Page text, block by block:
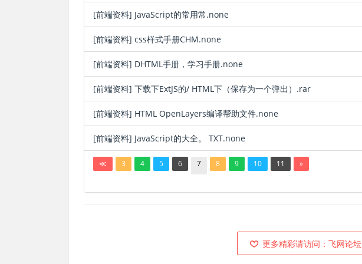
[前端资料] JavaScript的常用常.none
[前端资料] css样式手册CHM.none
[前端资料] DHTML手册，学习手册.none
[前端资料] 下载下ExtJS的/ HTML下（保存为一个弹出）.rar
[前端资料] HTML OpenLayers编译帮助文件.none
[前端资料] JavaScript的大全。 TXT.none
≪ 3 4 5 6 7 8 9 10 11 »
更多精彩请访问：飞网论坛